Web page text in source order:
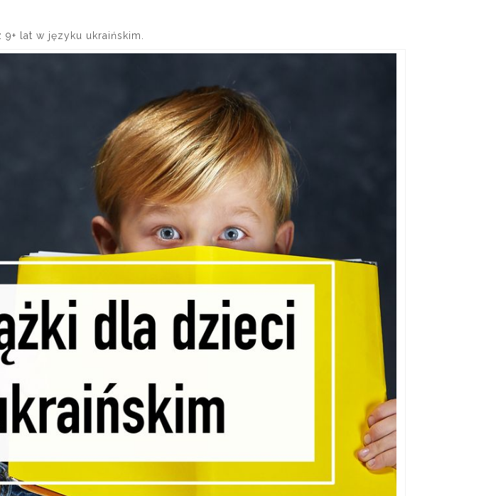
lat w języku ukraińskim.